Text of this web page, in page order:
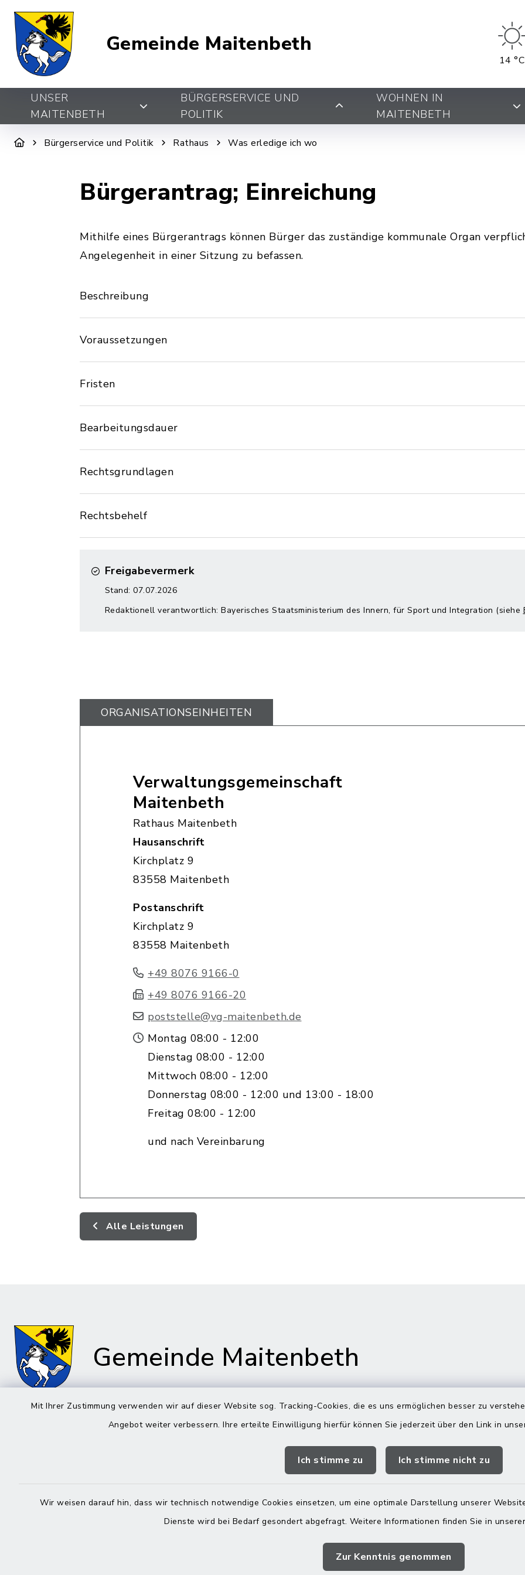
Mit Ihrer Zustimmung verwenden wir auf dieser Website sog. Tracking-Cookies, die es uns ermöglichen besser zu
Angebot weiter verbessern. Ihre erteilte Einwilligung hierfür können Sie jederzeit über den Link in
Ich stimme zu Ich stimme nicht zu
Wir weisen darauf hin, dass wir technisch notwendige Cookies einsetzen, um eine optimale Darstellung unserer
Dienste wird bei Bedarf gesondert abgefragt. Weitere Informationen finden Sie in
Zur Kenntnis genommen
Gemeinde Maitenbeth
14 °C
UNSER
MAITENBETH
BÜRGERSERVICE UND
POLITIK
WOHNEN IN
MAITENBETH
Bürgerservice und Politik Rathaus Was erledige ich wo
Bürgerantrag; Einreichung
Mithilfe eines Bürgerantrags können Bürger das zuständige kommunale Organ
Angelegenheit in einer Sitzung zu befassen.
Beschreibung
Voraussetzungen
Fristen
Bearbeitungsdauer
Rechtsgrundlagen
Rechtsbehelf
Freigabevermerk
Stand: 07.07.2026
Redaktionell verantwortlich: Bayerisches Staatsministerium des Innern, für Sport und Integration (siehe
ORGANISATIONS­EINHEITEN
Verwaltungsgemeinschaft
Maitenbeth
Rathaus Maitenbeth
Hausanschrift
Kirchplatz 9
83558 Maitenbeth
Postanschrift
Kirchplatz 9
83558 Maitenbeth
+49 8076 9166-0
+49 8076 9166-20
poststelle@vg-maitenbeth.de
Montag 08:00 - 12:00
Dienstag 08:00 - 12:00
Mittwoch 08:00 - 12:00
Donnerstag 08:00 - 12:00 und 13:00 - 18:00
Freitag 08:00 - 12:00
und nach Vereinbarung
Alle Leistungen
Gemeinde Maitenbeth
Rathaus in Maitenbeth
08076 9166-0
Öffnungszeiten
Donnerstag zusätzlich:
13:00-18:00 Uhr
Rechtmehring
Korbiniansweg 3
83562 Rechtmehring
08076 499
08076 8595
poststelle@vg-